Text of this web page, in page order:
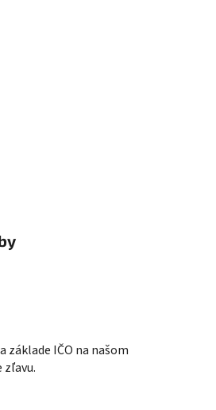
základe IČO na našom
zľavu.